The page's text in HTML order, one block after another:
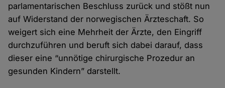
parlamentarischen Beschluss zurück und stößt nun
auf Widerstand der norwegischen Ärzteschaft. So
weigert sich eine Mehrheit der Ärzte, den Eingriff
durchzuführen und beruft sich dabei darauf, dass
dieser eine “unnötige chirurgische Prozedur an
gesunden Kindern” darstellt.